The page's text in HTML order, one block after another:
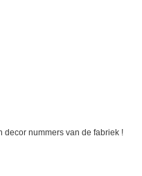
decor nummers van de fabriek !